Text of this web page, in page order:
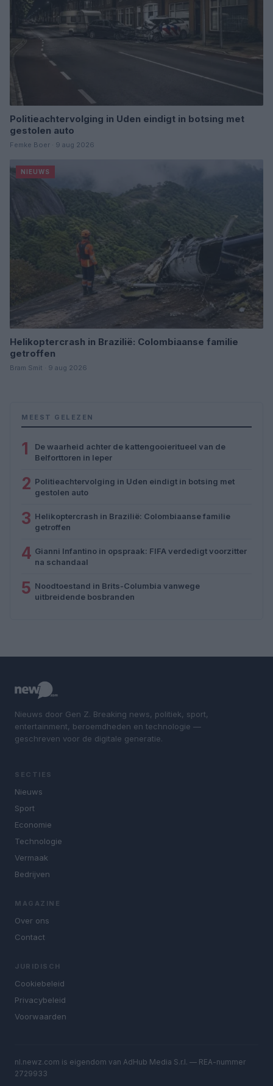
Politieachtervolging in Uden eindigt in botsing met
gestolen auto
Femke Boer · 9 aug 2026
NIEUWS
Helikoptercrash in Brazilië: Colombiaanse familie
getroffen
Bram Smit · 9 aug 2026
MEEST GELEZEN
1
De waarheid achter de kattengooieritueel van de
Belforttoren in Ieper
2 Politieachtervolging in Uden eindigt in botsing met
gestolen auto
3 Helikoptercrash in Brazilië: Colombiaanse familie
getroffen
4 Gianni Infantino in opspraak: FIFA verdedigt voorzitter
na schandaal
5 Noodtoestand in Brits-Columbia vanwege
uitbreidende bosbranden
Nieuws door Gen Z. Breaking news, politiek, sport,
entertainment, beroemdheden en technologie —
geschreven voor de digitale generatie.
SECTIES
Nieuws
Sport
Economie
Technologie
Vermaak
Bedrijven
MAGAZINE
Over ons
Contact
JURIDISCH
Cookiebeleid
Privacybeleid
Voorwaarden
nl.newz.com is eigendom van AdHub Media S.r.l. — REA-nummer
2729933